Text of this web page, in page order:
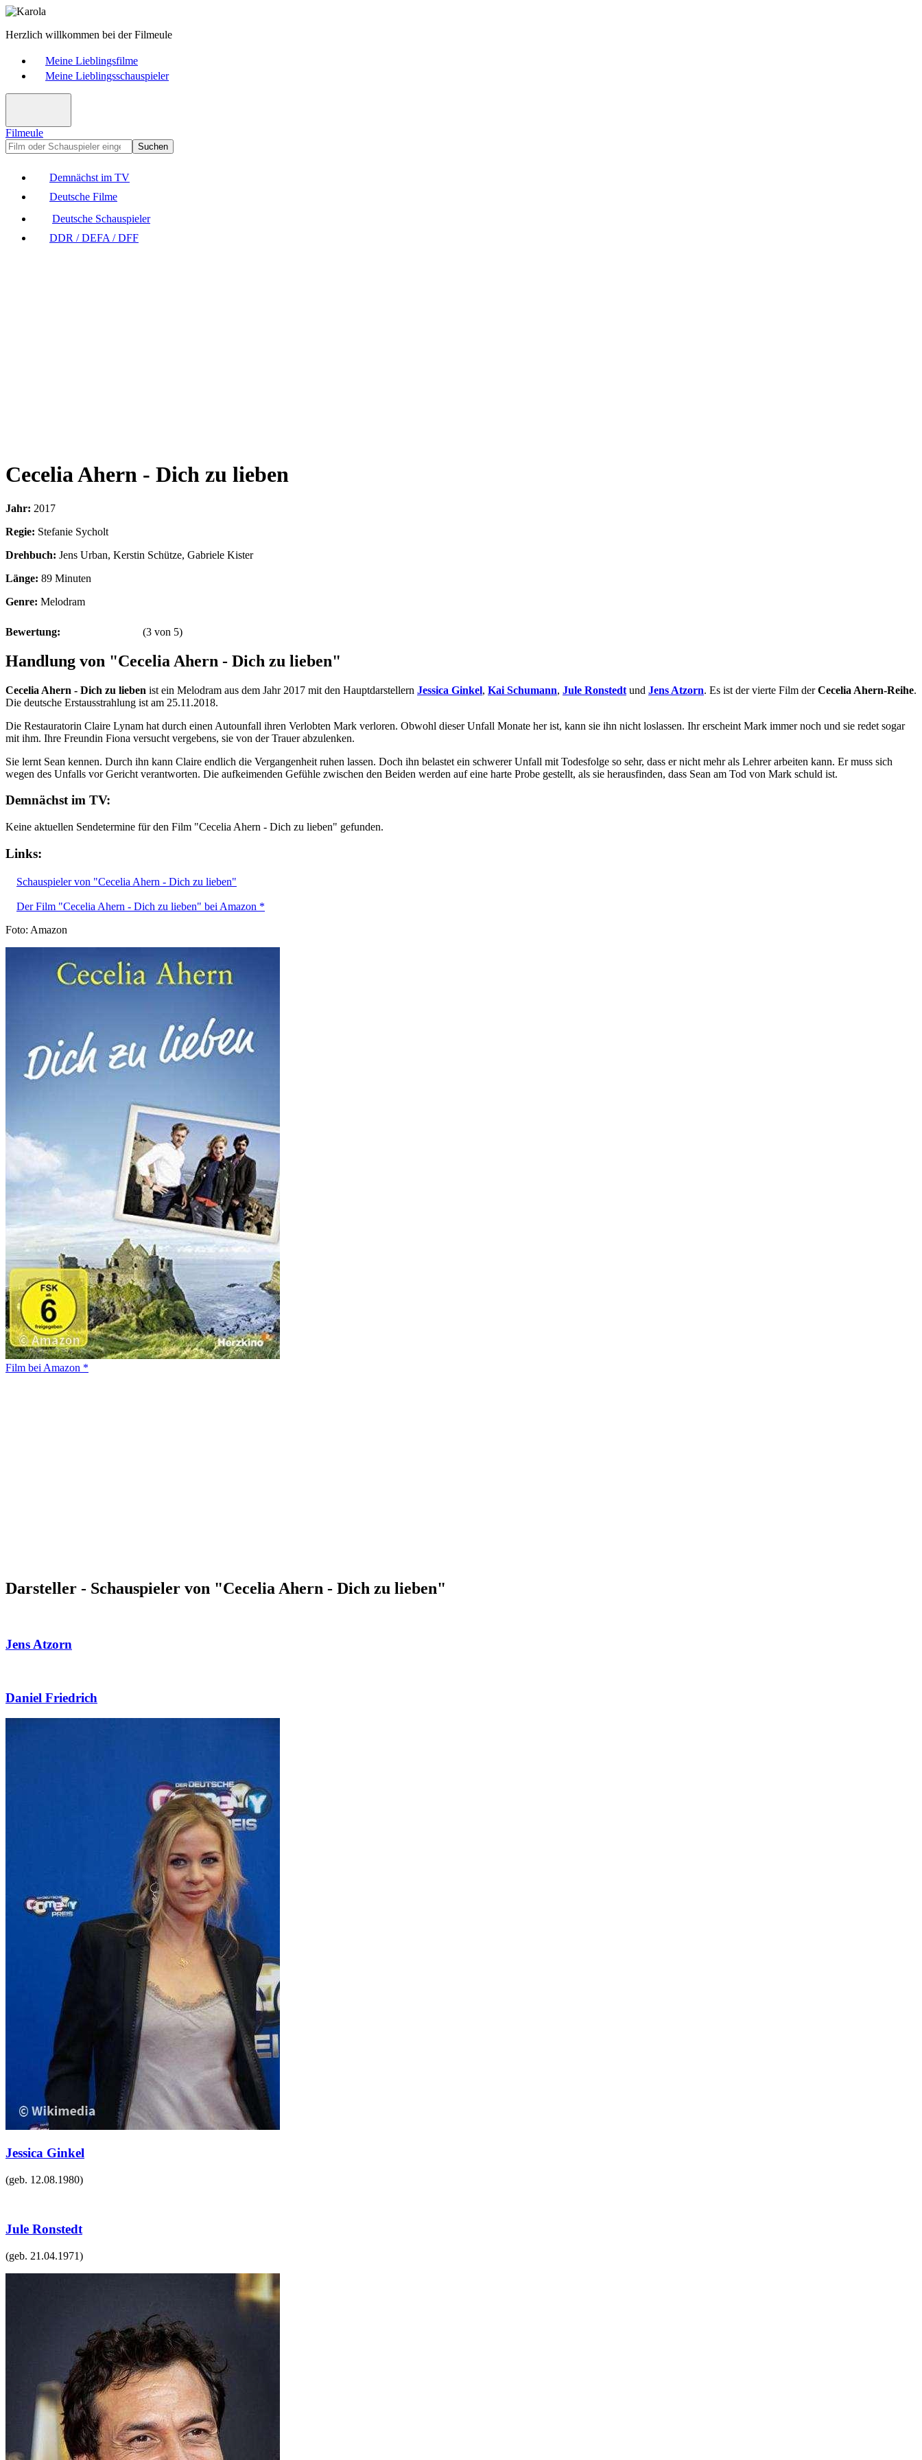
Herzlich willkommen bei der Filmeule
Meine Lieblingsfilme
Meine Lieblingsschauspieler
Filmeule
Suchen
Demnächst im TV
Deutsche Filme
Deutsche Schauspieler
DDR / DEFA / DFF
Cecelia Ahern - Dich zu lieben
Jahr: 2017
Regie: Stefanie Sycholt
Drehbuch: Jens Urban, Kerstin Schütze, Gabriele Kister
Länge: 89 Minuten
Genre: Melodram
Bewertung: (3 von 5)
Handlung von "Cecelia Ahern - Dich zu lieben"
Cecelia Ahern - Dich zu lieben ist ein Melodram aus dem Jahr 2017 mit den Hauptdarstellern Jessica Ginkel, Kai Schumann, Jule Ronstedt und Jens Atzorn. Es ist der vierte Film derCecelia Ahern-Reihe.
Die deutsche Erstausstrahlung ist am 25.11.2018.
Die Restauratorin Claire Lynam hat durch einen Autounfall ihren Verlobten Mark verloren. Obwohl dieser Unfall Monate her ist, kann sie ihn nicht loslassen. Ihr erscheint Mark immer noch und sie redet sogar
mit ihm. Ihre Freundin Fiona versucht vergebens, sie von der Trauer abzulenken.
Sie lernt Sean kennen. Durch ihn kann Claire endlich die Vergangenheit ruhen lassen. Doch ihn belastet ein schwerer Unfall mit Todesfolge so sehr, dass er nicht mehr als Lehrer arbeiten kann. Er muss sich
wegen des Unfalls vor Gericht verantworten. Die aufkeimenden Gefühle zwischen den Beiden werden auf eine harte Probe gestellt, als sie herausfinden, dass Sean am Tod von Mark schuld ist.
Demnächst im TV:
Keine aktuellen Sendetermine für den Film "Cecelia Ahern - Dich zu lieben" gefunden.
Links:
Schauspieler von "Cecelia Ahern - Dich zu lieben"
Der Film "Cecelia Ahern - Dich zu lieben" bei Amazon *
Foto: Amazon
Film bei Amazon *
Darsteller - Schauspieler von "Cecelia Ahern - Dich zu lieben"
Jens Atzorn
Daniel Friedrich
Jessica Ginkel
(geb. 12.08.1980)
Jule Ronstedt
(geb. 21.04.1971)